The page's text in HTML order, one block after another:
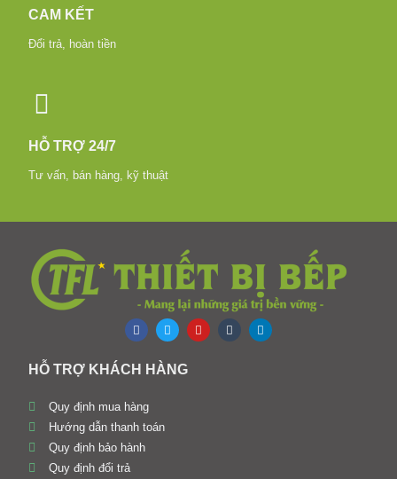
CAM KẾT
Đổi trả, hoàn tiền
HỖ TRỢ 24/7
Tư vấn, bán hàng, kỹ thuật
HỖ TRỢ KHÁCH HÀNG
Quy định mua hàng
Hướng dẫn thanh toán
Quy định bảo hành
Quy định đổi trả